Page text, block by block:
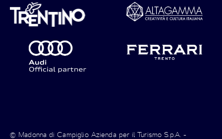
© Madonna di Campiglio Azienda per il Turismo S.p.A. -